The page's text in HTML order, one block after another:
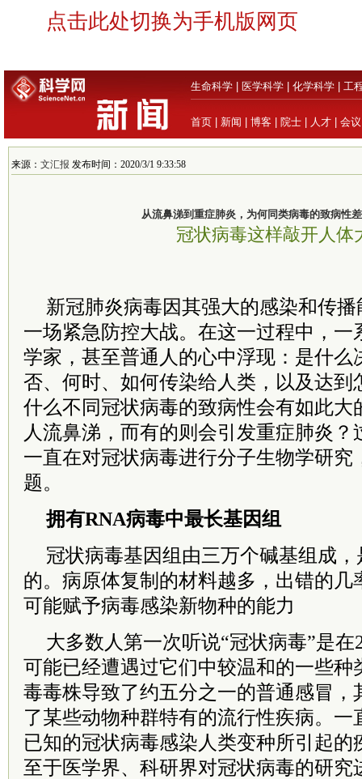
点击此处切换为手机版网页
生命科学 医学科学 化学科学 工
首页 新闻 博客 院士 人才 会议
来源： 文汇报 发布时间：2020/3/1 9:33:58
从流鼻涕到重症肺炎，为何同类病毒的致病性
冠状病毒这样敲开人体
新冠肺炎病毒因其强大的感染和传
一场紧急防控大战。在这一过程中，一
学家，甚至普通人的心中浮现：是什么
否、何时、如何传染给人类，以及达到
什么不同冠状病毒的致病性会有如此大
人流鼻涕，而有的则会引发重症肺炎
一直在对冠状病毒进行分子生物学研究
题。
拥有RNA病毒中最长基因组
冠状病毒基因组由三万个碱基组成
的。病原体复制的材料越多，出错的几
可能赋予病毒感染新物种的能力
大多数人第一次听说“冠状病毒”是在
可能已经遭遇过它们中较温和的一些
毒毒株导致了约五分之一的普通感冒，
了某些动物种群特有的流行性疾病。一
已知的冠状病毒感染人类变种所引起的
至于医学界、科研界对冠状病毒的研究